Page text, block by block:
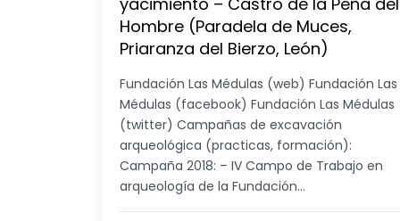
Hombre (Paradela de Muces,
Priaranza del Bierzo, León)
Fundación Las Médulas (web) Fundación Las
Médulas (facebook) Fundación Las Médulas
(twitter) Campañas de excavación
arqueológica (practicas, formación):
Campaña 2018: – IV Campo de Trabajo en
arqueología de la Fundación…